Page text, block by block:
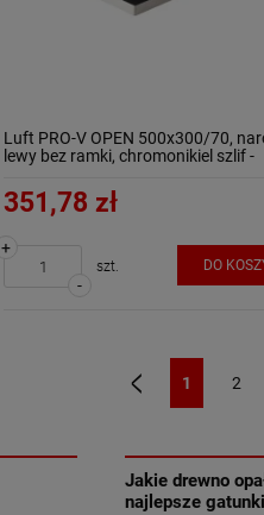
Jakie drewno
najlepsze
Luft PRO-V OPEN 500x300/70,
lewy bez ramki, chromonikiel szlif -
351,78 zł
-
+
szt. DO
1 2